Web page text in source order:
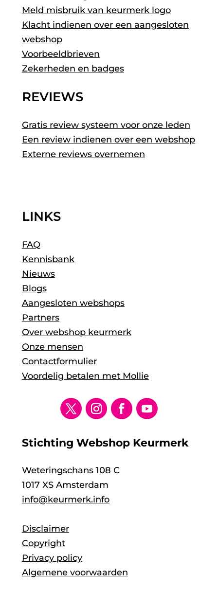
Meld misbruik van keurmerk logo
Klacht indienen over een aangesloten
webshop
Voorbeeldbrieven
Zekerheden en badges
REVIEWS
Gratis review systeem voor onze leden
Een review indienen over een webshop
Externe reviews overnemen
LINKS
FAQ
Kennisbank
Nieuws
Blogs
Aangesloten webshops
Partners
Over webshop keurmerk
Onze mensen
Contactformulier
Voordelig betalen met Mollie
Stichting Webshop Keurmerk
Weteringschans 108 C
1017 XS Amsterdam
info@keurmerk.info
Disclaimer
Copyright
Privacy policy
Algemene voorwaarden